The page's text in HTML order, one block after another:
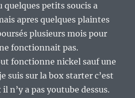
quelques petits soucis a
apres quelques plaintes
plusieurs mois pour
fonctionnait pas.
fonctionne nickel sauf une
suis sur la box starter c’est
n’y a pas youtube dessus.